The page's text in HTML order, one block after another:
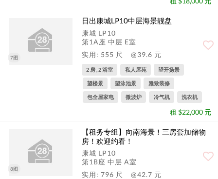
7图
日出康城LP10中层海景靓盘
康城 LP10
第1A座 中层 E室
实用: 555 尺
@39.6 元
2 房 , 2 浴室 私人屋苑 望开扬景
望楼景 望泳池景 雅致装修
包全屋家电 微波炉 冷气机 洗衣机
租 $22,000 元
8图
【租务专组】向南海景！三房套加储物
房！欢迎约看！
康城 LP10
第1B座 中层 A室
实用: 796 尺
@42.7 元